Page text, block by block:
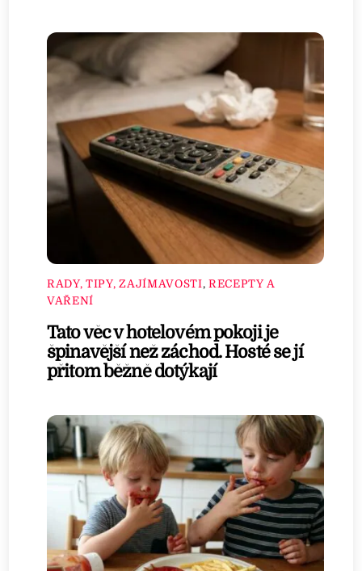
RADY, TIPY, ZAJÍMAVOSTI, RECEPTY A
VAŘENÍ
Tato věc v hotelovém pokoji je
špinavější než záchod. Hosté se jí
přitom běžně dotýkají